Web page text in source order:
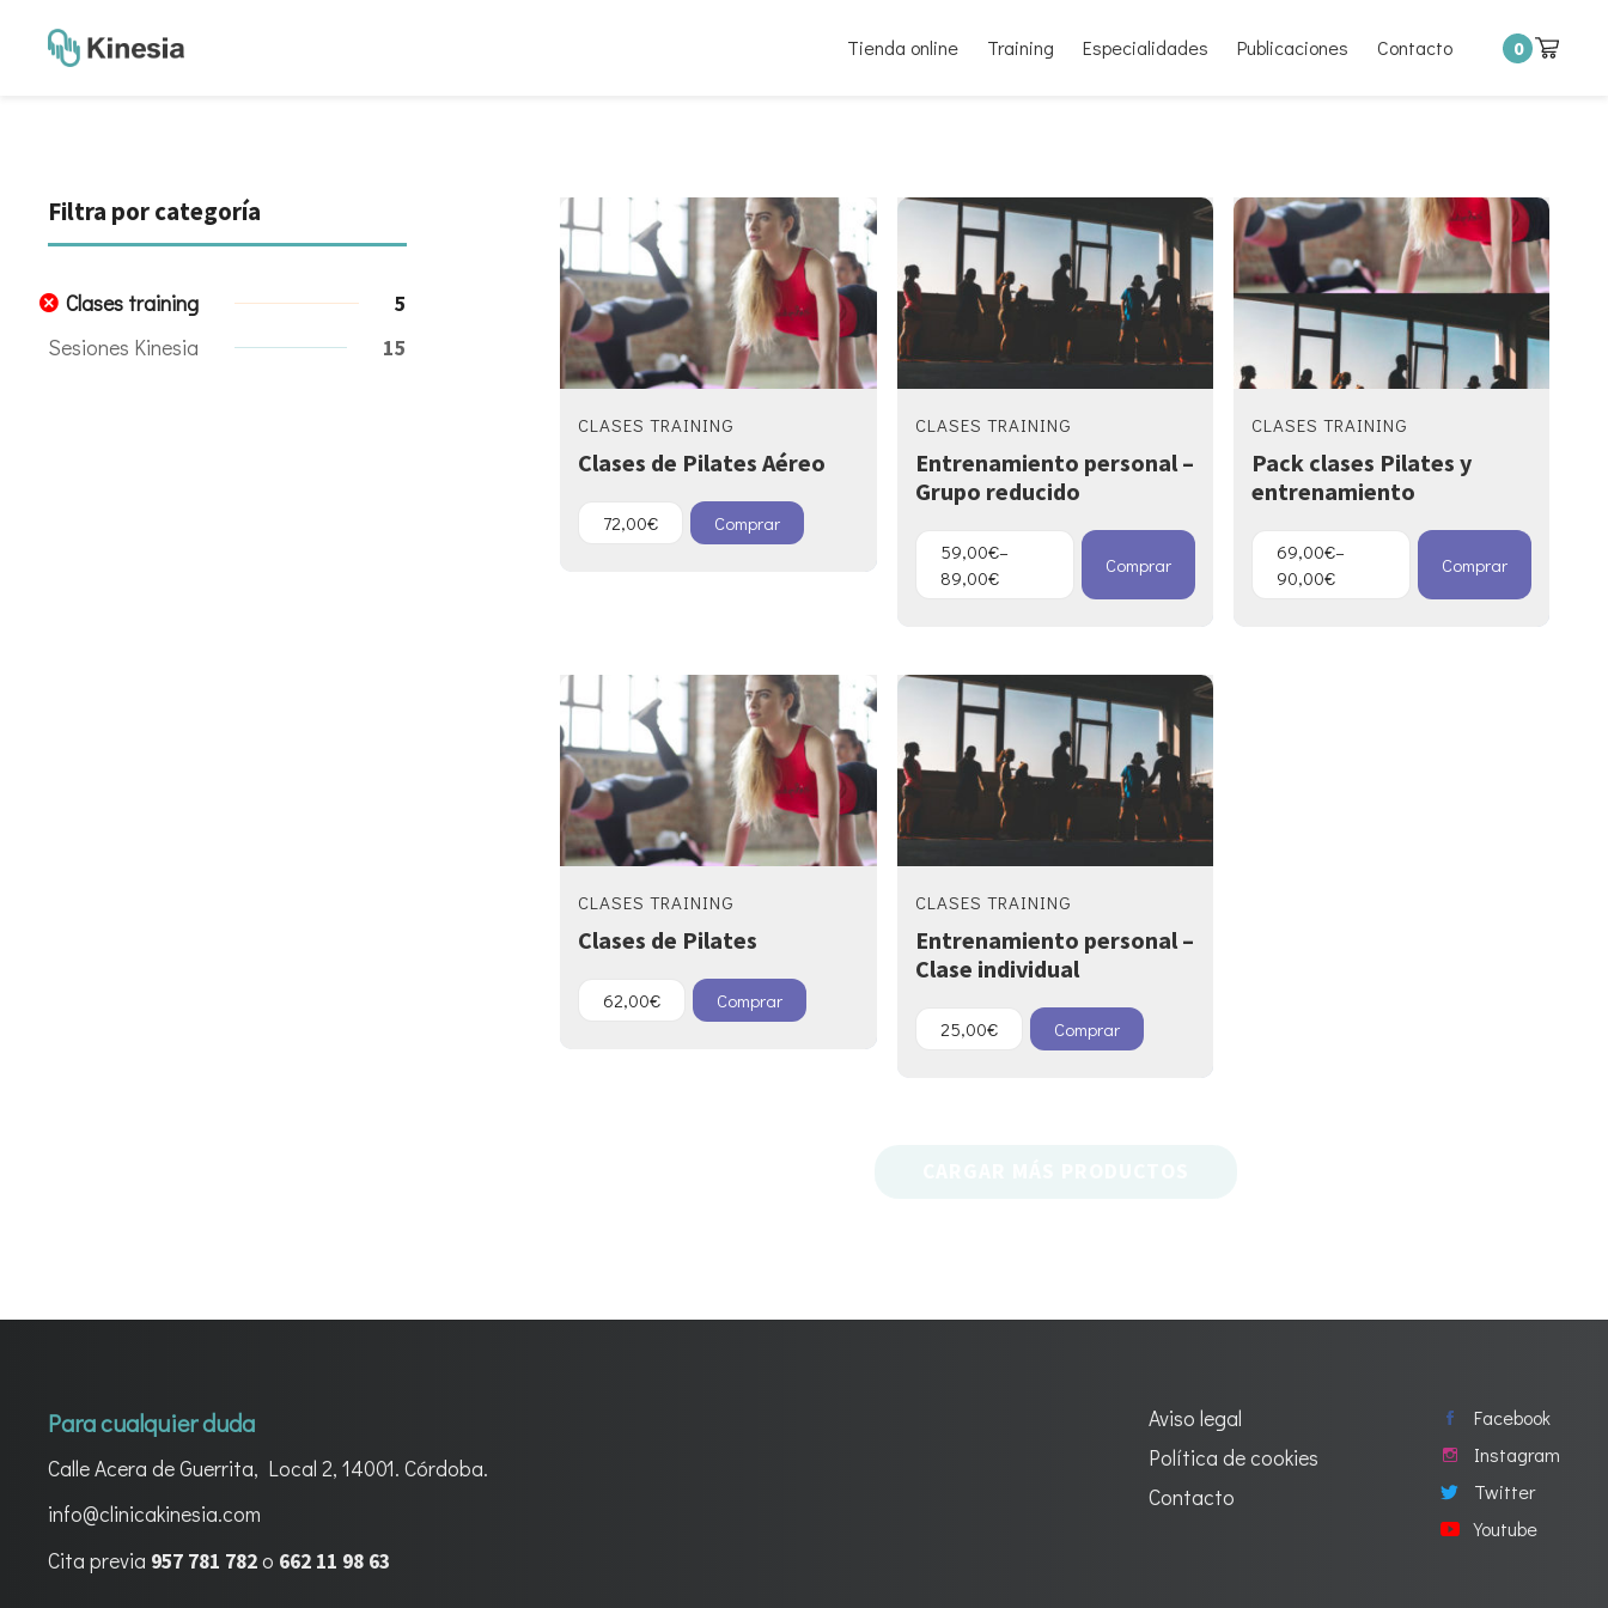
Tienda online Training Especialidades Publicaciones Contacto 0
Filtra por categoría
Clases training
5
Sesiones Kinesia
15
CLASES TRAINING
Clases de Pilates Aéreo
72,00€ Comprar
CLASES TRAINING
Entrenamiento personal –
Grupo reducido
59,00€–
89,00€
Comprar
CLASES TRAINING
Pack clases Pilates y
entrenamiento
69,00€–
90,00€
Comprar
CLASES TRAINING
Clases de Pilates
62,00€ Comprar
CLASES TRAINING
Entrenamiento personal –
Clase individual
25,00€ Comprar
Para cualquier duda
Calle Acera de Guerrita, Local 2, 14001. Córdoba.
info@clinicakinesia.com
Cita previa 957 781 782o 662 11 98 63
Aviso legal
Política de cookies
Contacto
Facebook
Instagram
Twitter
Youtube